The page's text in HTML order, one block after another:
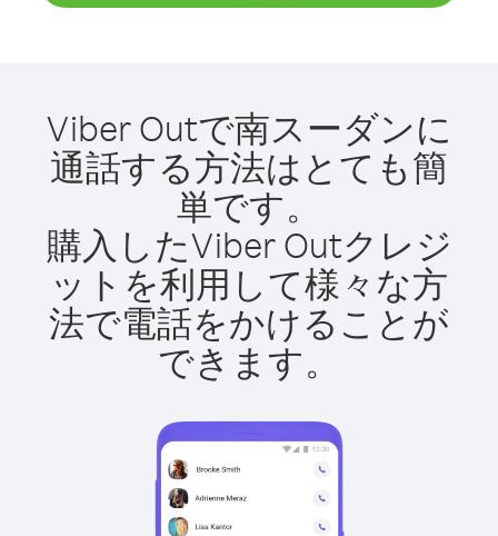
Viber Outで南スーダンに
通話する方法はとても簡
単です。
購入したViber Outクレジ
ットを利用して様々な方
法で電話をかけることが
できます。